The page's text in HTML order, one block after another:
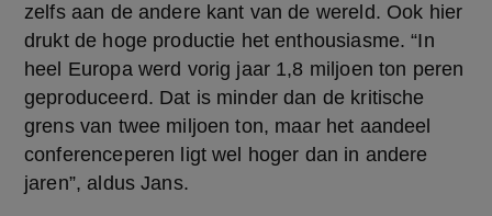
zelfs aan de andere kant van de wereld. Ook hier
drukt de hoge productie het enthousiasme. “In
heel Europa werd vorig jaar 1,8 miljoen ton peren
geproduceerd. Dat is minder dan de kritische
grens van twee miljoen ton, maar het aandeel
conferenceperen ligt wel hoger dan in andere
jaren”, aldus Jans.